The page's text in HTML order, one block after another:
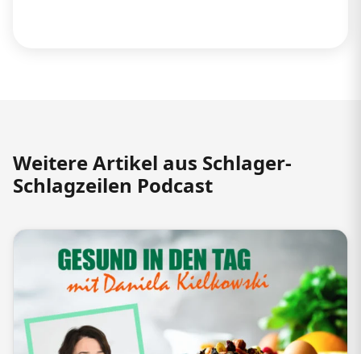
Weitere Artikel aus Schlager-
Schlagzeilen Podcast